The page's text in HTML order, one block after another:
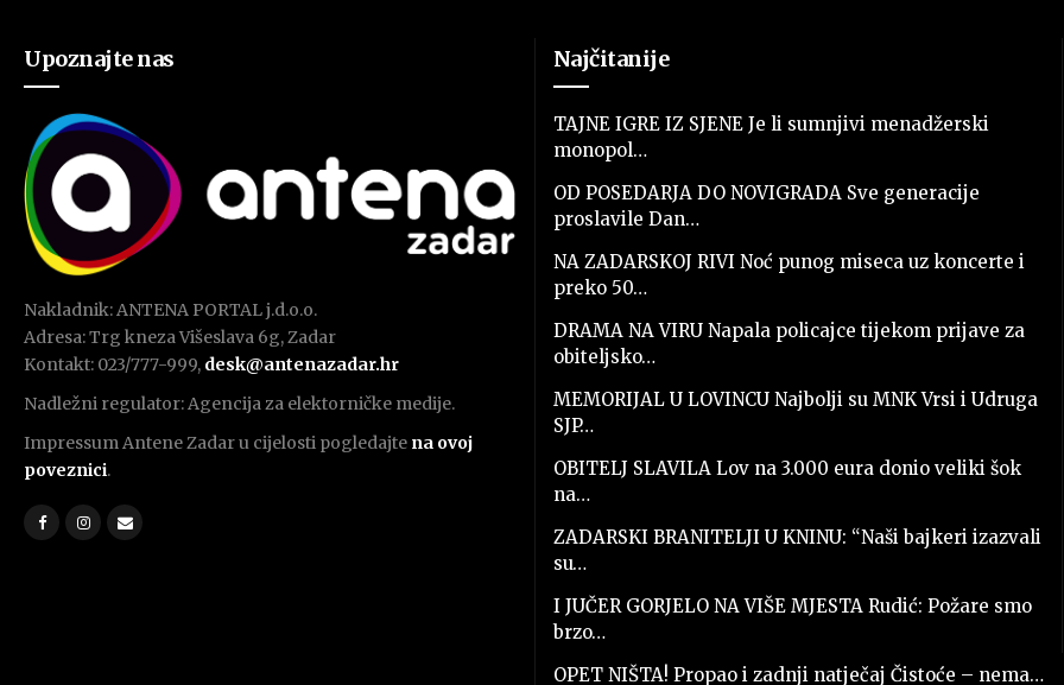
Upoznajte nas
Nakladnik: ANTENA PORTAL j.d.o.o.
Adresa: Trg kneza Višeslava 6g, Zadar
Kontakt: 023/777-999, desk@antenazadar.hr
Nadležni regulator: Agencija za elektorničke medije.
Impressum Antene Zadar u cijelosti pogledajte na ovoj
poveznici.
Najčitanije
TAJNE IGRE IZ SJENE Je li sumnjivi menadžerski
monopol…
OD POSEDARJA DO NOVIGRADA Sve generacije
proslavile Dan…
NA ZADARSKOJ RIVI Noć punog miseca uz koncerte i
preko 50…
DRAMA NA VIRU Napala policajce tijekom prijave za
obiteljsko…
MEMORIJAL U LOVINCU Najbolji su MNK Vrsi i Udruga
SJP…
OBITELJ SLAVILA Lov na 3.000 eura donio veliki šok
na…
ZADARSKI BRANITELJI U KNINU: “Naši bajkeri izazvali
su…
I JUČER GORJELO NA VIŠE MJESTA Rudić: Požare smo
brzo…
OPET NIŠTA! Propao i zadnji natječaj Čistoće – nema…